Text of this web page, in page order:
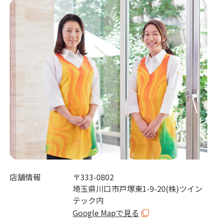
店舗情報
〒333-0802
埼玉県川口市戸塚東1-9-20(株)ツイン
テック内
Google Mapで見る